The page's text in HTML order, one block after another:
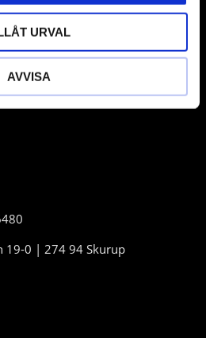
URVAL
AVVISA
19-0 | 274 94 Skurup